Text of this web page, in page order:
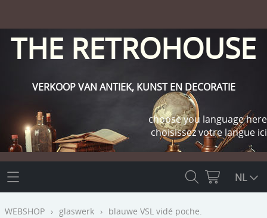
THE RETROHOUSE
VERKOOP VAN ANTIEK, KUNST EN DECORATIE
choose you language here
choisissez votre langue ici
THE RETROHOUSE
WEBSHOP
NL
WEBSHOP › glaswerk › blauwe VSL vidé poche.